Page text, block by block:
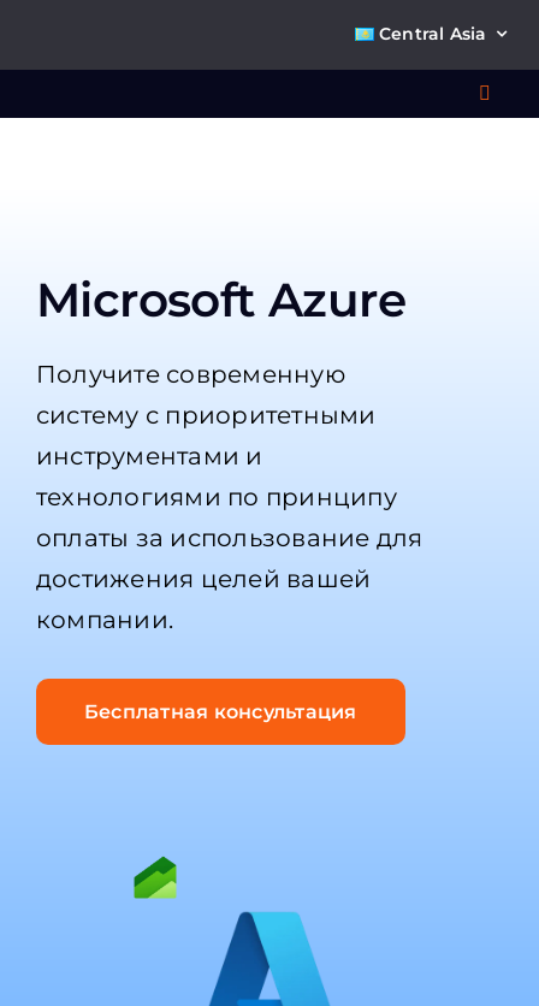
Central Asia
Microsoft Azure
Получите современную
систему с приоритетными
инструментами и
технологиями по принципу
оплаты за использование для
достижения целей вашей
компании.
Бесплатная консультация